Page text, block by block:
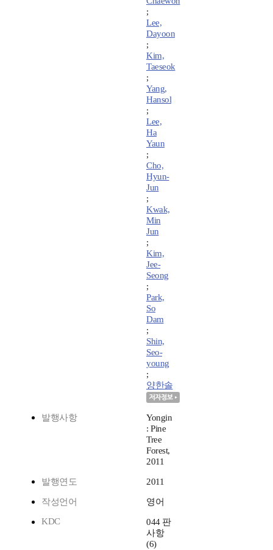
;
Lee,
Dayoon
;
Kim,
Taeseok
;
Yang,
Hansol
;
Lee,
Ha
Yaun
;
Cho,
Hyun-
Jun
;
Kwak,
Min
Jun
;
Kim,
Jee-
Seong
;
Park,
So
Dam
;
Shin,
Seo-
young
;
양한솔
발행사항
Yongin
: Pine
Tree
Forest,
2011
발행연도 2011
작성언어
영어
KDC
044 판
사항
(6)